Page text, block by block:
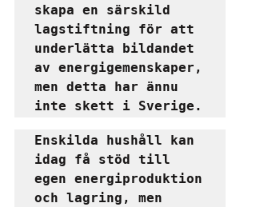
skapa en särskild
lagstiftning för att
underlätta bildandet
av energigemenskaper,
men detta har ännu
inte skett i Sverige.
Enskilda hushåll kan
idag få stöd till
egen energiproduktion
och lagring, men